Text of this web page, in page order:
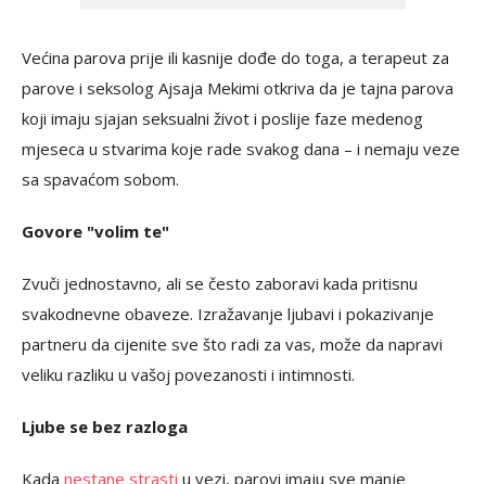
Većina parova prije ili kasnije dođe do toga, a terapeut za
parove i seksolog Ajsaja Mekimi otkriva da je tajna parova
koji imaju sjajan seksualni život i poslije faze medenog
mjeseca u stvarima koje rade svakog dana – i nemaju veze
sa spavaćom sobom.
Govore "volim te"
Zvuči jednostavno, ali se često zaboravi kada pritisnu
svakodnevne obaveze. Izražavanje ljubavi i pokazivanje
partneru da cijenite sve što radi za vas, može da napravi
veliku razliku u vašoj povezanosti i intimnosti.
Ljube se bez razloga
Kada nestane strasti u vezi, parovi imaju sve manje